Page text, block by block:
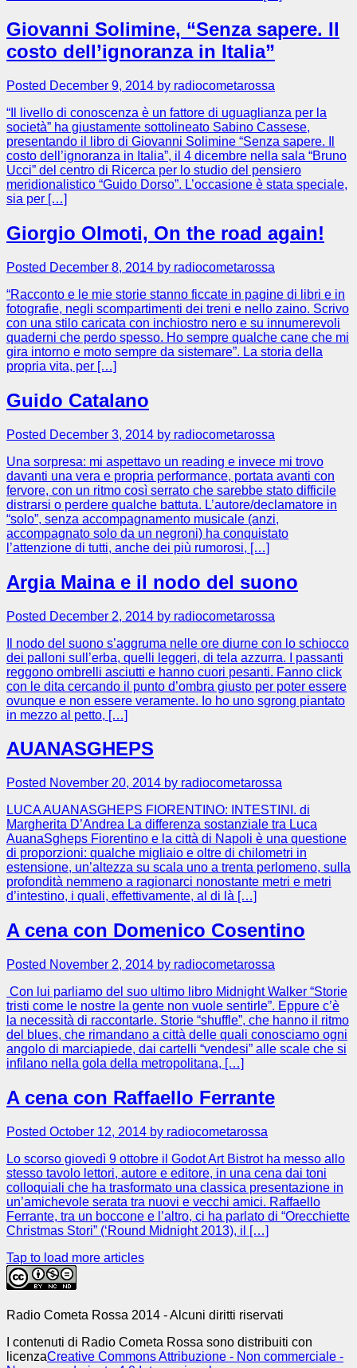
Giovanni Solimine, “Senza sapere. Il
costo dell’ignoranza in Italia”
Posted December 9, 2014 by radiocometarossa
“Il livello di conoscenza è un fattore di uguaglianza per la
società” ha giustamente sottolineato Sabino Cassese,
presentando il libro di Giovanni Solimine “Senza sapere. Il
costo dell’ignoranza in Italia”, il 4 dicembre nella sala “Bruno
Ucci” del centro di Ricerca per lo studio del pensiero
meridionalistico “Guido Dorso”. L’occasione è stata speciale,
sia per […]
Giorgio Olmoti, On the road again!
Posted December 8, 2014 by radiocometarossa
“Racconto e le mie storie stanno ficcate in pagine di libri e in
fotografie, negli scompartimenti dei treni e nello zaino. Scrivo
con una stilo caricata con inchiostro nero e su innumerevoli
quaderni che perdo spesso. Ho sempre qualche cane che mi
gira intorno e moto sempre da sistemare”. La storia della
propria vita, per […]
Guido Catalano
Posted December 3, 2014 by radiocometarossa
Una sorpresa: mi aspettavo un reading e invece mi trovo
davanti una vera e propria performance, portata avanti con
fervore, con un ritmo così serrato che sarebbe stato difficile
distrarsi o perdere qualche battuta. L’autore/declamatore in
“solo”, senza accompagnamento musicale (anzi,
accompagnato solo da un negroni) ha conquistato
l’attenzione di tutti, anche dei più rumorosi, […]
Argia Maina e il nodo del suono
Posted December 2, 2014 by radiocometarossa
Il nodo del suono s’aggruma nelle ore diurne con lo schiocco
dei palloni sull’erba, quelli leggeri, di tela azzurra. I passanti
reggono ombrelli asciutti e hanno cuori pesanti. Fanno click
con le dita cercando il punto d’ombra giusto per poter essere
ovunque e non essere veramente. Io ho uno sgrong piantato
in mezzo al petto, […]
AUANASGHEPS
Posted November 20, 2014 by radiocometarossa
LUCA AUANASGHEPS FIORENTINO: INTESTINI. di
Margherita D’Andrea La differenza sostanziale tra Luca
AuanaSgheps Fiorentino e la città di Napoli è una questione
di proporzioni: qualche migliaio e oltre di chilometri in
estensione, un’altezza su scala uno a trenta perlomeno, sulla
profondità nemmeno a ragionarci nonostante metri e metri
d’intestino, i quali, effettivamente, al di là […]
A cena con Domenico Cosentino
Posted November 2, 2014 by radiocometarossa
Con lui parliamo del suo ultimo libro Midnight Walker “Storie
tristi come le nostre la gente non vuole sentirle”. Eppure c’è
la necessità di raccontarle. Storie “shuffle”, che hanno il ritmo
del blues, che rimandano a città delle quali conosciamo ogni
angolo di marciapiede, dai cartelli “vendesi” alle scale che si
infilano nella gola della metropolitana, […]
A cena con Raffaello Ferrante
Posted October 12, 2014 by radiocometarossa
Lo scorso giovedì 9 ottobre il Godot Art Bistrot ha messo allo
stesso tavolo lettori, autore e editore, in una cena dai toni
colloquiali che ha trasformato una classica presentazione in
un’amichevole serata tra nuovi e vecchi amici. Raffaello
Ferrante, tra un boccone e l’altro, ci ha parlato di “Orecchiette
Christmas Stori” (‘Round Midnight 2013), il […]
Tap to load more articles
Radio Cometa Rossa 2014 - Alcuni diritti riservati
I contenuti di Radio Cometa Rossa sono distribuiti con
licenzaCreative Commons Attribuzione - Non commerciale -